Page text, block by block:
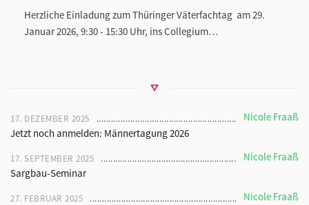
Herzliche Einladung zum Thüringer Väterfachtag am 29.
Januar 2026, 9:30 - 15:30 Uhr, ins Collegium…
17. DEZEMBER 2025
Nicole Fraaß
Jetzt noch anmelden: Männertagung 2026
17. SEPTEMBER 2025
Nicole Fraaß
Sargbau-Seminar
27. FEBRUAR 2025
Nicole Fraaß